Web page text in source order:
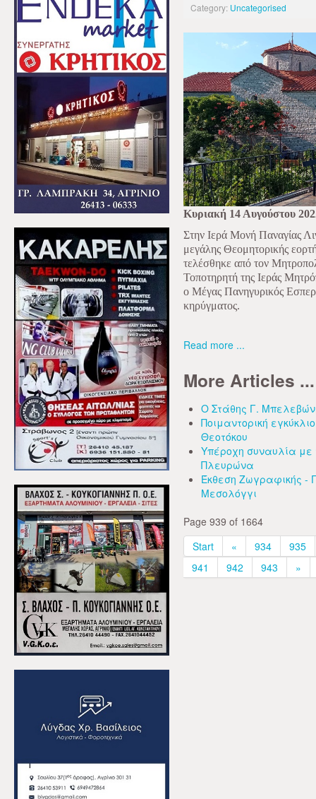
Category: Uncategorised
Κυριακή 14 Αυγούστου
Στην Ιερά Μονή Παναγίας
μεγάλης Θεομητορικής
τελέσθηκε από τον
Τοποτηρητή της Ιεράς
ο Μέγας Πανηγυρικός
κηρύγματος.
Read more ...
More Articles ...
Ο Στάθης Γ.
Ποιμαντορική
Θεοτόκου
Υπέροχη συναυλία με
Πλευρώνα
Έκθεση Ζωγραφικής -
Μεσολόγγι
Page 939 of 1664
Start
« 934
935
941
942 943 »